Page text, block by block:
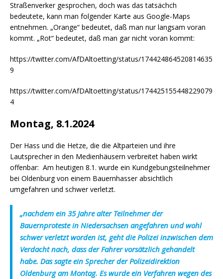
Straßenverker gesprochen, doch was das tatsächch
bedeutete, kann man folgender Karte aus Google-Maps
entnehmen. „Orange“ bedeutet, daß man nur langsam voran
kommt. „Rot“ bedeutet, daß man gar nicht voran kommt:
https://twitter.com/AfDAltoetting/status/174424864520814635
9
https://twitter.com/AfDAltoetting/status/174425155448229079
4
Montag, 8.1.2024
Der Hass und die Hetze, die die Altparteien und ihre
Lautsprecher in den Medienhäusern verbreitet haben wirkt
offenbar: Am heutigen 8.1. wurde ein Kundgebungsteilnehmer
bei Oldenburg von einem Bauernhasser absichtlich
umgefahren und schwer verletzt.
„nachdem ein 35 Jahre alter Teilnehmer der
Bauernproteste in Niedersachsen angefahren und wohl
schwer verletzt worden ist, geht die Polizei inzwischen dem
Verdacht nach, dass der Fahrer vorsätzlich gehandelt
habe. Das sagte ein Sprecher der Polizeidirektion
Oldenburg am Montag. Es wurde ein Verfahren wegen des